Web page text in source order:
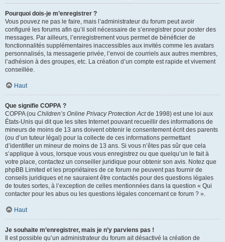
Pourquoi dois-je m’enregistrer ?
Vous pouvez ne pas le faire, mais l’administrateur du forum peut avoir
configuré les forums afin qu’il soit nécessaire de s’enregistrer pour poster des
messages. Par ailleurs, l’enregistrement vous permet de bénéficier de
fonctionnalités supplémentaires inaccessibles aux invités comme les avatars
personnalisés, la messagerie privée, l’envoi de courriels aux autres membres,
l’adhésion à des groupes, etc. La création d’un compte est rapide et vivement
conseillée.
Haut
Que signifie COPPA ?
COPPA (ou Children’s Online Privacy Protection Actde 1998) est une loi aux
États-Unis qui dit que les sites Internet pouvant recueillir des informations de
mineurs de moins de 13 ans doivent obtenir le consentement écrit des parents
(ou d’un tuteur légal) pour la collecte de ces informations permettant
d’identifier un mineur de moins de 13 ans. Si vous n’êtes pas sûr que cela
s’applique à vous, lorsque vous vous enregistrez ou que quelqu’un le fait à
votre place, contactez un conseiller juridique pour obtenir son avis. Notez que
phpBB Limited et les propriétaires de ce forum ne peuvent pas fournir de
conseils juridiques et ne sauraient être contactés pour des questions légales
de toutes sortes, à l’exception de celles mentionnées dans la question « Qui
contacter pour les abus ou les questions légales concernant ce forum ? ».
Haut
Je souhaite m’enregistrer, mais je n’y parviens pas !
Il est possible qu’un administrateur du forum ait désactivé la création de